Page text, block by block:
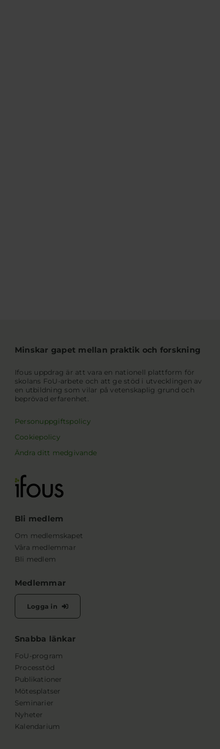
Minskar gapet mellan praktik och forskning
Ifous uppdrag är att vara en nationell plattform för
skolans FoU-arbete och att ge stöd i utvecklingen av
en utbildning som vilar på vetenskaplig grund och
beprövad erfarenhet.
Personuppgiftspolicy
Cookiepolicy
Ändra ditt medgivande
Bli medlem
Om medlemskapet
Våra medlemmar
Bli medlem
Medlemmar
Logga in
Snabba länkar
FoU-program
Processtöd
Publikationer
Mötesplatser
Seminarier
Nyheter
Kalendarium